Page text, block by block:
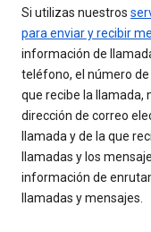
Si utilizas nuestros
para enviar y recibir
información de
teléfono, el número
que recibe la llamada,
dirección de correo
llamada y de la que
llamadas y los
información de
llamadas y mensajes.